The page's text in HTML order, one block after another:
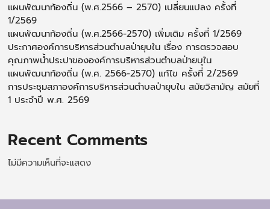
แผนพัฒนาท้องถิ่น (พ.ศ.2566 – 2570) เปลี่ยนแปลง ครั้งที่
1/2569
แผนพัฒนาท้องถิ่น (พ.ศ.2566-2570) เพิ่มเติม ครั้งที่ 1/2569
ประกาศองค์การบริหารส่วนตำบลป่ายุบใน เรื่อง การตรวจสอบ
คุณภาพน้ำประปาขององค์การบริหารส่วนตำบลป่ายบุใน
แผนพัฒนาท้องถิ่น (พ.ศ. 2566-2570) แก้ไข ครั้งที่ 2/2569
การประชุมสภาองค์การบริหารส่วนตำบลป่ายุบใน สมัยวิสามัญ สมัยที่
1 ประจำปี พ.ศ. 2569
Recent Comments
ไม่มีความเห็นที่จะแสดง